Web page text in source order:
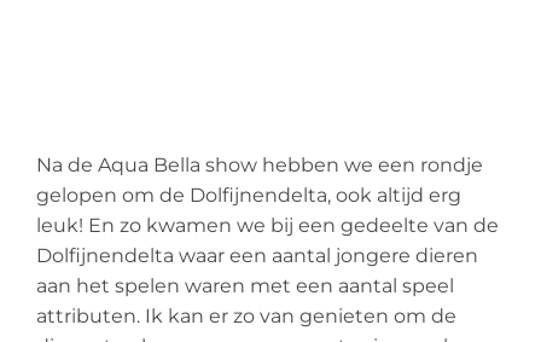
Na de Aqua Bella show hebben we een rondje
gelopen om de Dolfijnendelta, ook altijd erg
leuk! En zo kwamen we bij een gedeelte van de
Dolfijnendelta waar een aantal jongere dieren
aan het spelen waren met een aantal speel
attributen. Ik kan er zo van genieten om de